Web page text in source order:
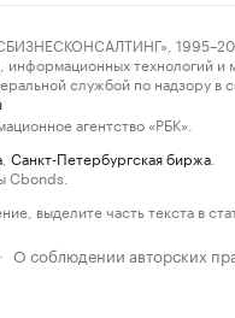
1995–2026.
технологий
службой по надзору
агентство «РБК».
Санкт-Петербургская биржа
Cbonds.
выделите часть текста в
· О соблюдении авторских